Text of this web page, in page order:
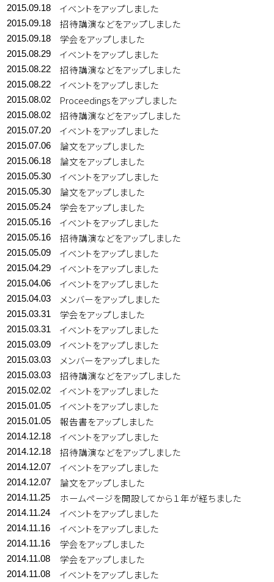
2015.09.18 イベントをアップしました
2015.09.18 招待講演などをアップしました
2015.09.18 学会をアップしました
2015.08.29 イベントをアップしました
2015.08.22 招待講演などをアップしました
2015.08.22 イベントをアップしました
2015.08.02 Proceedingsをアップしました
2015.08.02 招待講演などをアップしました
2015.07.20 イベントをアップしました
2015.07.06 論文をアップしました
2015.06.18 論文をアップしました
2015.05.30 イベントをアップしました
2015.05.30 論文をアップしました
2015.05.24 学会をアップしました
2015.05.16 イベントをアップしました
2015.05.16 招待講演などをアップしました
2015.05.09 イベントをアップしました
2015.04.29 イベントをアップしました
2015.04.06 イベントをアップしました
2015.04.03 メンバーをアップしました
2015.03.31 学会をアップしました
2015.03.31 イベントをアップしました
2015.03.09 イベントをアップしました
2015.03.03 メンバーをアップしました
2015.03.03 招待講演などをアップしました
2015.02.02 イベントをアップしました
2015.01.05 イベントをアップしました
2015.01.05 報告書をアップしました
2014.12.18 イベントをアップしました
2014.12.18 招待講演などをアップしました
2014.12.07 イベントをアップしました
2014.12.07 論文をアップしました
2014.11.25 ホームページを開設してから１年が経ちました
2014.11.24 イベントをアップしました
2014.11.16 イベントをアップしました
2014.11.16 学会をアップしました
2014.11.08 学会をアップしました
2014.11.08 イベントをアップしました